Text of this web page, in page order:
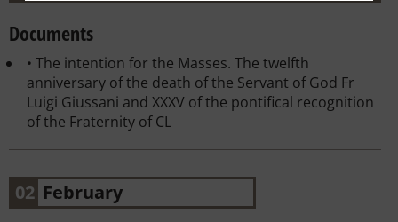
Documents
• The intention for the Masses. The twelfth
anniversary of the death of the Servant of God Fr
Luigi Giussani and XXXV of the pontifical recognition
of the Fraternity of CL
02 February